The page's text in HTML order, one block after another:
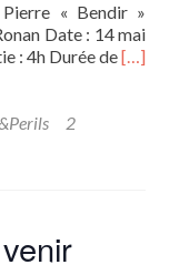
« Bendir »
Date : 14 mai
: 4h Durée deEn
[…]
2